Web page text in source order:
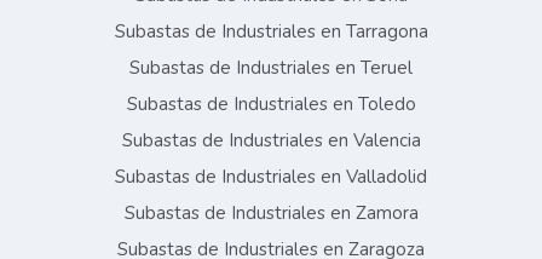
Subastas de Industriales en Tarragona
Subastas de Industriales en Teruel
Subastas de Industriales en Toledo
Subastas de Industriales en Valencia
Subastas de Industriales en Valladolid
Subastas de Industriales en Zamora
Subastas de Industriales en Zaragoza